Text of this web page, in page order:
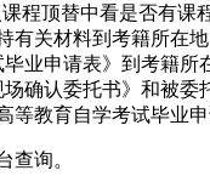
程顶替中看是否有
有关材料到考籍所在
业申请表》到考籍
确认委托书》和被委
教育自学考试毕业
查询。